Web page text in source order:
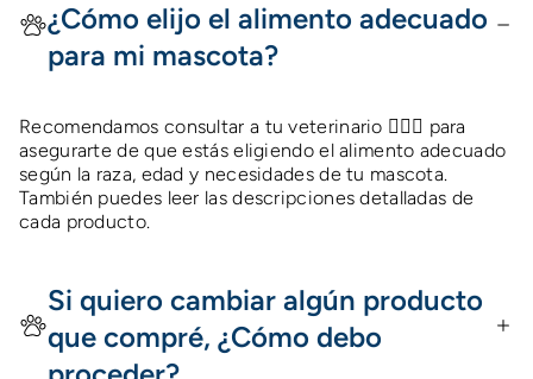
¿Cómo elijo el alimento adecuado
para mi mascota?
Recomendamos consultar a tu veterinario 👩🏻‍⚕️ para
asegurarte de que estás eligiendo el alimento adecuado
según la raza, edad y necesidades de tu mascota.
También puedes leer las descripciones detalladas de
cada producto.
Si quiero cambiar algún producto
que compré, ¿Cómo debo